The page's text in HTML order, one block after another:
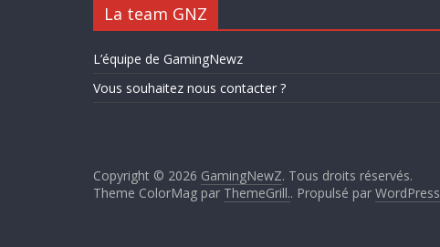
La team GNZ
L’équipe de GamingNewz
Vous souhaitez nous contacter ?
Copyright © 2026 GamingNewZ. Tous droits réservés.
Theme ColorMag par ThemeGrill.. Propulsé par WordPress